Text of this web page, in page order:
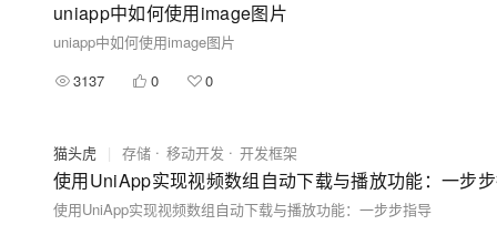
uniapp中如何使用image图片
uniapp中如何使用image图片
3137
0 0
猫头虎 | 存储 移动开发 开发框架
使用UniApp实现视频数组自动下载与播放功能：一步
使用UniApp实现视频数组自动下载与播放功能：一步步指导